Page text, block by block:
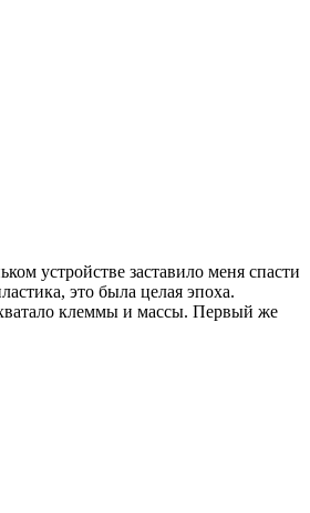
устройстве заставило меня спасти
это была целая эпоха.
клеммы и массы. Первый же